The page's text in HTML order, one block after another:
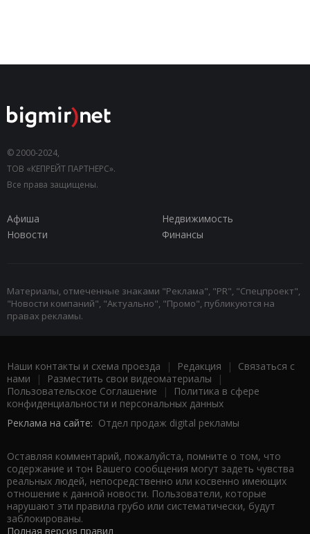
© 2000-2024,
ТОВ «КЕПРЕЙТ ПАРТНЕРС».
Все права защищены.
Афиша
Недвижимость
Новости
Финансы
Материалы, отмеченные знаками "Реклама", "PR", "Спецпроект",
"Новости компаний", "Актуально", "Промо", публикуются на
правах рекламы.
Наши контакты и схема проезда | Редакция | Связаться с
нами | Разместить свои видеоматериалы |
Пользовательское Соглашение |
Политика в сфере
конфиденциальности и персональных данных
Реклама на сайте: Отдел продаж digital рекламы
Оставляя комментарий, пожалуйста, помните о том, что
содержание и тон Вашего сообщения могут задеть чувства
реальных людей, непосредственно или косвенно имеющих
отношение к данной новости. Пользователи, которые
нарушают эти правила грубо или систематически, будут
заблокированы.
Полная версия правил